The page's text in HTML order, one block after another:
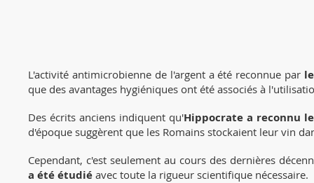
L'activité antimicrobienne de l'argent a été reconnue par
que des avantages hygiéniques ont été associés à
Des écrits anciens indiquent qu'Hippocrate a reconnu
d'époque suggèrent que les Romains stockaient leur vin
Cependant, c'est seulement au cours des dernières
a été étudié avec toute la rigueur scientifique nécessaire.